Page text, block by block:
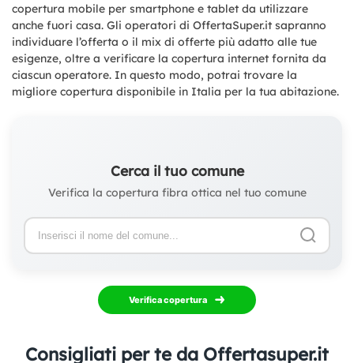
copertura mobile per smartphone e tablet da utilizzare
anche fuori casa. Gli operatori di OffertaSuper.it sapranno
individuare l’offerta o il mix di offerte più adatto alle tue
esigenze, oltre a verificare la copertura internet fornita da
ciascun operatore. In questo modo, potrai trovare la
migliore copertura disponibile in Italia per la tua abitazione.
Cerca il tuo comune
Verifica la copertura fibra ottica nel tuo comune
Verifica copertura
Consigliati per te da Offertasuper.it